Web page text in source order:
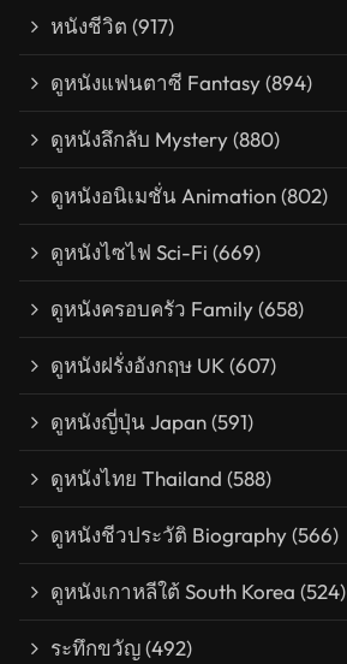
หนังชีวิต (917)
ดูหนังแฟนตาซี Fantasy(894)
ดูหนังลึกลับ Mystery(880)
ดูหนังอนิเมชั่น Animation(802)
ดูหนังไซไฟ Sci-Fi (669)
ดูหนังครอบครัว Family(658)
ดูหนังฝรั่งอังกฤษ UK(607)
ดูหนังญี่ปุ่น Japan(591)
ดูหนังไทย Thailand (588)
ดูหนังชีวประวัติ Biography(566)
ดูหนังเกาหลีใต้ South Korea (524)
ระทึกขวัญ(492)